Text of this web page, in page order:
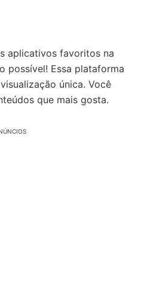
aplicativos favoritos na
possível! Essa plataforma
única. Você
que mais gosta.